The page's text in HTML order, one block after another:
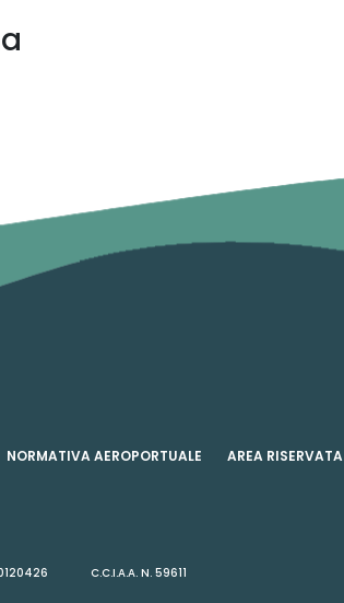
NORMATIVA AEROPORTUALE AREA RISERVATA
C.C.I.A.A. N. 59611